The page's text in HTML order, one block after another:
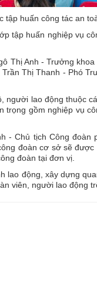
huấn công tác an
tập huấn nghiệp vụ
Thị Anh - Trưởng
Thị Thanh - Phó
người lao động thuộc
gồm nghiệp vụ
- Chủ tịch Công
đoàn cơ sở sẽ
đoàn tại đơn vị.
lao động, xây dựng
viên, người lao động